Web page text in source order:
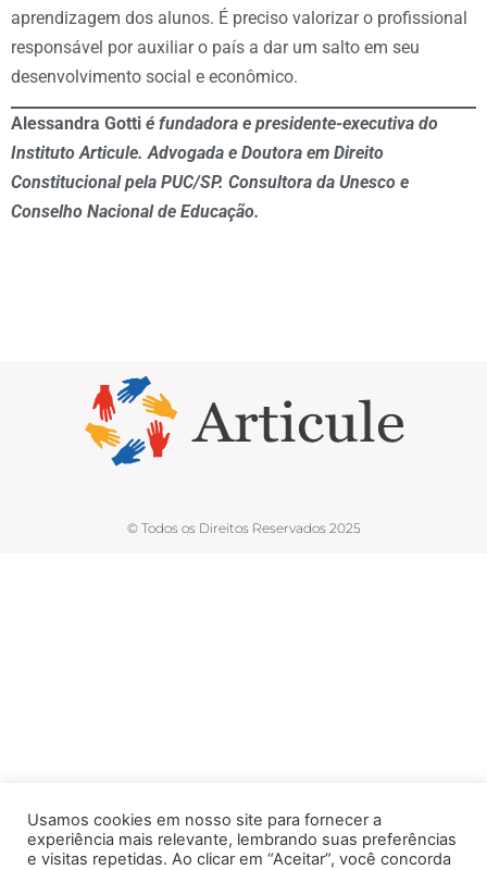
aprendizagem dos alunos. É preciso valorizar o profissional
responsável por auxiliar o país a dar um salto em seu
desenvolvimento social e econômico.
Alessandra Gotti é fundadora e presidente-executiva do
Instituto Articule. Advogada e Doutora em Direito
Constitucional pela PUC/SP. Consultora da Unesco e
Conselho Nacional de Educação.
© Todos os Direitos Reservados 2025
Usamos cookies em nosso site para fornecer a
experiência mais relevante, lembrando suas preferências
e visitas repetidas. Ao clicar em “Aceitar”, você concorda